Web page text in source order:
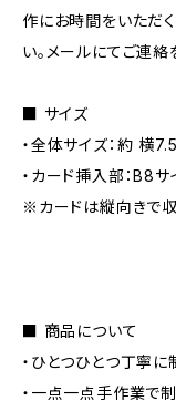
作にお時間をいただ
い。メールにてご連絡
■ サイズ
・全体サイズ：約 横
・カード挿入部：B8
※カードは縦向きで
■ 商品について
・ひとつひとつ丁寧に
・一点一点手作業で